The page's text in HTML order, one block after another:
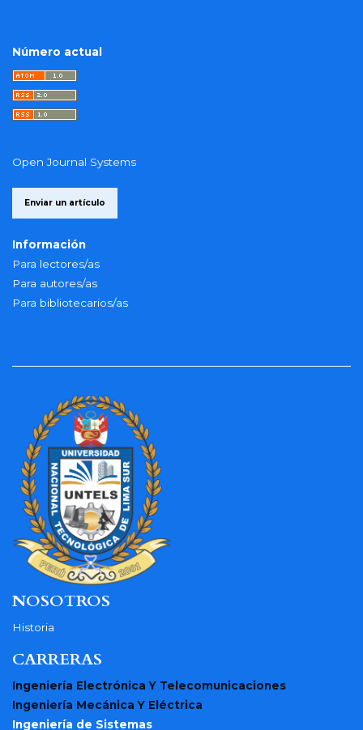
Número actual
Open Journal Systems
Enviar un artículo
Información
Para lectores/as
Para autores/as
Para bibliotecarios/as
NOSOTROS
Historia
CARRERAS
Ingeniería Electrónica Y Telecomunicaciones
Ingeniería Mecánica Y Eléctrica
Ingeniería de Sistemas